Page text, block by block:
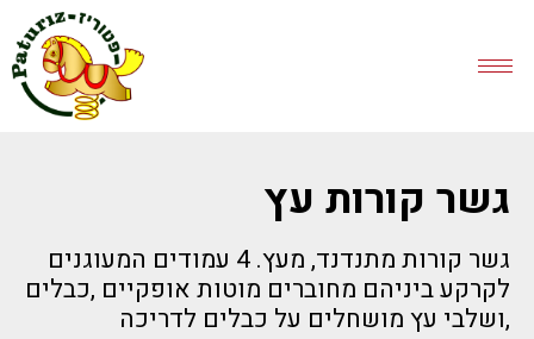
גשר קורות עץ
גשר קורות מתנדנד, מעץ. 4 עמודים המעוגנים
לקרקע ביניהם מחוברים מוטות אופקיים ,כבלים
,ושלבי עץ מושחלים על כבלים לדריכה